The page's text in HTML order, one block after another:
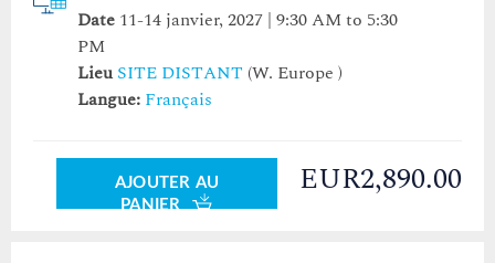
Date 11-14 janvier, 2027 | 9:30 AM to 5:30
PM
Lieu SITE DISTANT (W. Europe )
Langue: Français
AJOUTER AU
PANIER
EUR2,890.00